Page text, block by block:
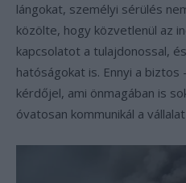
lángokat, személyi sérülés
közölte, hogy közvetlenül az
kapcsolatot a tulajdonossal,
hatóságokat is. Ennyi a
kérdőjel, ami önmagában is
óvatosan kommunikál a